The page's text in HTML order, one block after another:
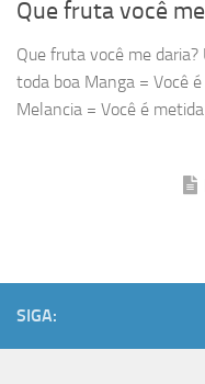
Que fruta você
Que fruta você me
toda boa Manga = Você
Melancia = Você é
SIGA: